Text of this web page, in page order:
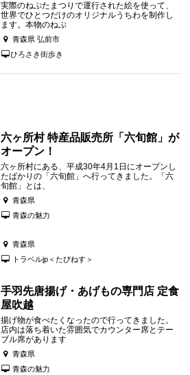
実際のねぷたまつりで運行された絵を使って、
世界でひとつだけのオリジナルうちわを制作し
ます。本物のねぷ
青森県 弘前市
ひろさき街歩き
六ヶ所村 特産品販売所「六旬館」が
オープン！
六ヶ所村にある、平成30年4月1日にオープンし
たばかりの「六旬館」へ行ってきました。「六
旬館」とは、
青森県
青森の魅力
青森県
トラベルjp＜たびねす＞
手羽先唐揚げ・あげもの専門店 定食
屋吹越
揚げ物が食べたくなったので行ってきました。
店内は落ち着いた雰囲気でカウンター席とテー
ブル席があります
青森県
青森の魅力